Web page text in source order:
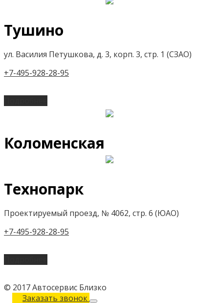
Тушино
ул. Василия Петушкова, д. 3, корп. 3, стр. 1 (СЗАО)
+7-495-928-28-95
Коломенская
Технопарк
Проектируемый проезд, № 4062, стр. 6 (ЮАО)
+7-495-928-28-95
© 2017 Автосервис Близко
Заказать звонок